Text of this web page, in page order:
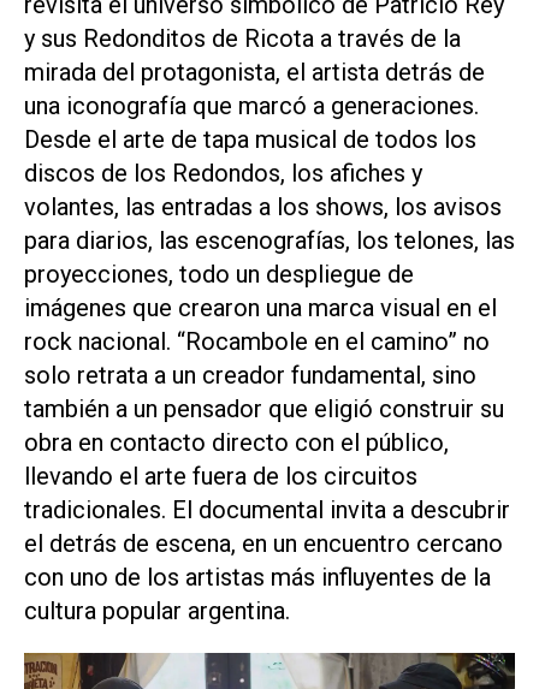
y sus Redonditos de Ricota a través de la
mirada del protagonista, el artista detrás de
una iconografía que marcó a generaciones.
Desde el arte de tapa musical de todos los
discos de los Redondos, los afiches y
volantes, las entradas a los shows, los avisos
para diarios, las escenografías, los telones, las
proyecciones, todo un despliegue de
imágenes que crearon una marca visual en el
rock nacional. “Rocambole en el camino” no
solo retrata a un creador fundamental, sino
también a un pensador que eligió construir su
obra en contacto directo con el público,
llevando el arte fuera de los circuitos
tradicionales. El documental invita a descubrir
el detrás de escena, en un encuentro cercano
con uno de los artistas más influyentes de la
cultura popular argentina.